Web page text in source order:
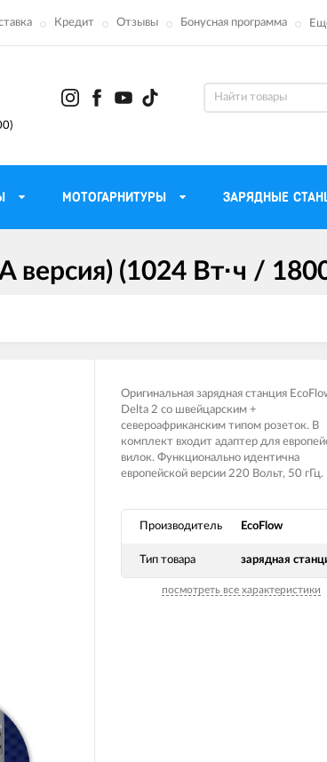
Кредит Отзывы Бонусная программа
МОТОГАРНИТУРЫ ЗАРЯДНЫЕ
Моторные масла для
мотоцикла
Пропитки воздушного фильтра
Охлаждающая жидкость
Тактические
Веб-камеры
Носимые
Рюкзаки и
PowerBank
аккумуляторы)
версия) (1024 Вт·ч /
Оригинальная зарядная станция
Delta 2 со швейцарским +
североафриканским типом розеток. В
комплект входит адаптер для
вилок. Функционально идентична
европейской версии 220 Вольт, 50 гГц.
Производитель EcoFlow
Тип товара зарядная
посмотреть все характеристики